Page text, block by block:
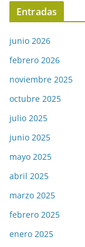
Entradas
junio 2026
febrero 2026
noviembre 2025
octubre 2025
julio 2025
junio 2025
mayo 2025
abril 2025
marzo 2025
febrero 2025
enero 2025